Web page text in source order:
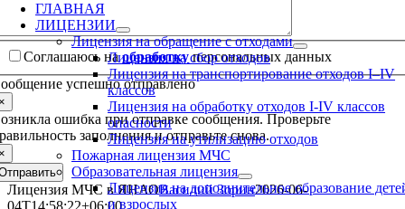
ГЛАВНАЯ
ЛИЦЕНЗИИ
Лицензия на обращение с отходами
Лицензия на сбор отходов
Лицензия на транспортирование отходов I–IV
классов
Лицензия на обработку отходов I-IV классов
опасности
Лицензия на утилизацию отходов
Пожарная лицензия МЧС
Образовательная лицензия
Лицензия на дополнительное образование
и взрослых
Соглашаюсь наобработкуперсональных данных
успешно отправлено
ошибка при отправке сообщения. Проверьте
заполнения и отправьте снова.
Лицензия МЧС в ЯНАОВасилий Зорин2026-06-
04T14:58:22+06:00